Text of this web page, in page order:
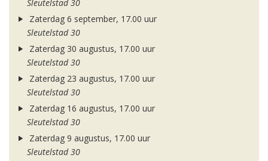
Sleutelstad 30
Zaterdag 6 september, 17.00 uur
Sleutelstad 30
Zaterdag 30 augustus, 17.00 uur
Sleutelstad 30
Zaterdag 23 augustus, 17.00 uur
Sleutelstad 30
Zaterdag 16 augustus, 17.00 uur
Sleutelstad 30
Zaterdag 9 augustus, 17.00 uur
Sleutelstad 30